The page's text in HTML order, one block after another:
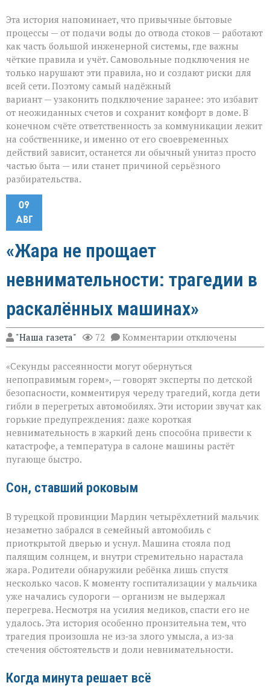
Эта история напоминает, что привычные бытовые
процессы — от подачи воды до отвода стоков — работают
как часть большой инженерной системы, где важны
чёткие правила и учёт. Самовольные подключения не
только нарушают эти правила, но и создают риски для
всей сети. Поэтому самый надёжный
вариант — узаконить подключение заранее: это избавит
от неожиданных счетов и сохранит комфорт в доме. В
конечном счёте ответственность за коммуникации лежит
на собственнике, и именно от его своевременных
действий зависит, останется ли обычный унитаз просто
частью быта — или станет причиной серьёзного
разбирательства.
09
АВГ
«Жара не прощает
невнимательности: трагедии в
раскалённых машинах»
"Наша газета" 72 Комментарии к
записи
не
прощает
невнимательности:
трагедии
в
раскалённых
машинах»
отключены
«Секунды рассеянности могут обернуться
непоправимым горем», — говорят эксперты по детской
безопасности, комментируя череду трагедий, когда дети
гибли в перегретых автомобилях. Эти истории звучат как
горькие предупреждения: даже короткая
невнимательность в жаркий день способна привести к
катастрофе, а температура в салоне машины растёт
пугающе быстро.
Сон, ставший роковым
В турецкой провинции Мардин четырёхлетний мальчик
незаметно забрался в семейный автомобиль с
приоткрытой дверью и уснул. Машина стояла под
палящим солнцем, и внутри стремительно нарастала
жара. Родители обнаружили ребёнка лишь спустя
несколько часов. К моменту госпитализации у мальчика
уже начались судороги — организм не выдержал
перегрева. Несмотря на усилия медиков, спасти его не
удалось. Эта история особенно пронзительна тем, что
трагедия произошла не из‑за злого умысла, а из‑за
стечения обстоятельств и доли невнимательности.
Когда минута решает всё